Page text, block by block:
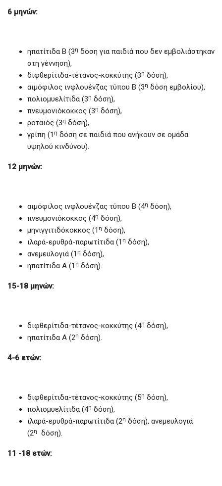
6 μηνών:
ηπατίτιδα Β (3η δόση για παιδιά που δεν εμβολιάστηκαν
στη γέννηση),
διφθερίτιδα-τέτανος-κοκκύτης (3η δόση),
αιμόφιλος ινφλουένζας τύπου Β (3η δόση εμβολίου),
πολιομυελίτιδα (3η δόση),
πνευμονιόκοκκος (3η δόση),
ροταϊός (3η δόση),
γρίπη (1 η δόση σε παιδιά που ανήκουν σε ομάδα
υψηλού κινδύνου).
12 μηνών:
αιμόφιλος ινφλουένζας τύπου Β (4η δόση),
πνευμονιόκοκκος (4η δόση),
μηνιγγιτιδόκοκκος (1 η δόση),
ιλαρά-ερυθρά-παρωτίτιδα (1 η δόση),
ανεμευλογιά (1 η δόση),
ηπατίτιδα Α (1 η δόση).
15-18 μηνών:
διφθερίτιδα-τέτανος-κοκκύτης (4η δόση),
ηπατίτιδα Α (2η δόση).
4-6 ετών:
διφθερίτιδα-τέτανος-κοκκύτης (5η δόση),
πολιομυελίτιδα (4η δόση),
ιλαρά-ερυθρά-παρωτίτιδα (2η δόση), ανεμευλογιά
(2η δόση).
11 -18 ετών: